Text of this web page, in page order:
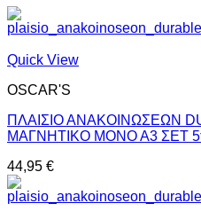
Quick View
OSCAR'S
ΠΛΑΙΣΙΟ ΑΝΑΚΟΙΝΩΣΕΩΝ
ΜΑΓΝΗΤΙΚΟ ΜΟΝΟ Α3 ΣΕΤ
44,95 €